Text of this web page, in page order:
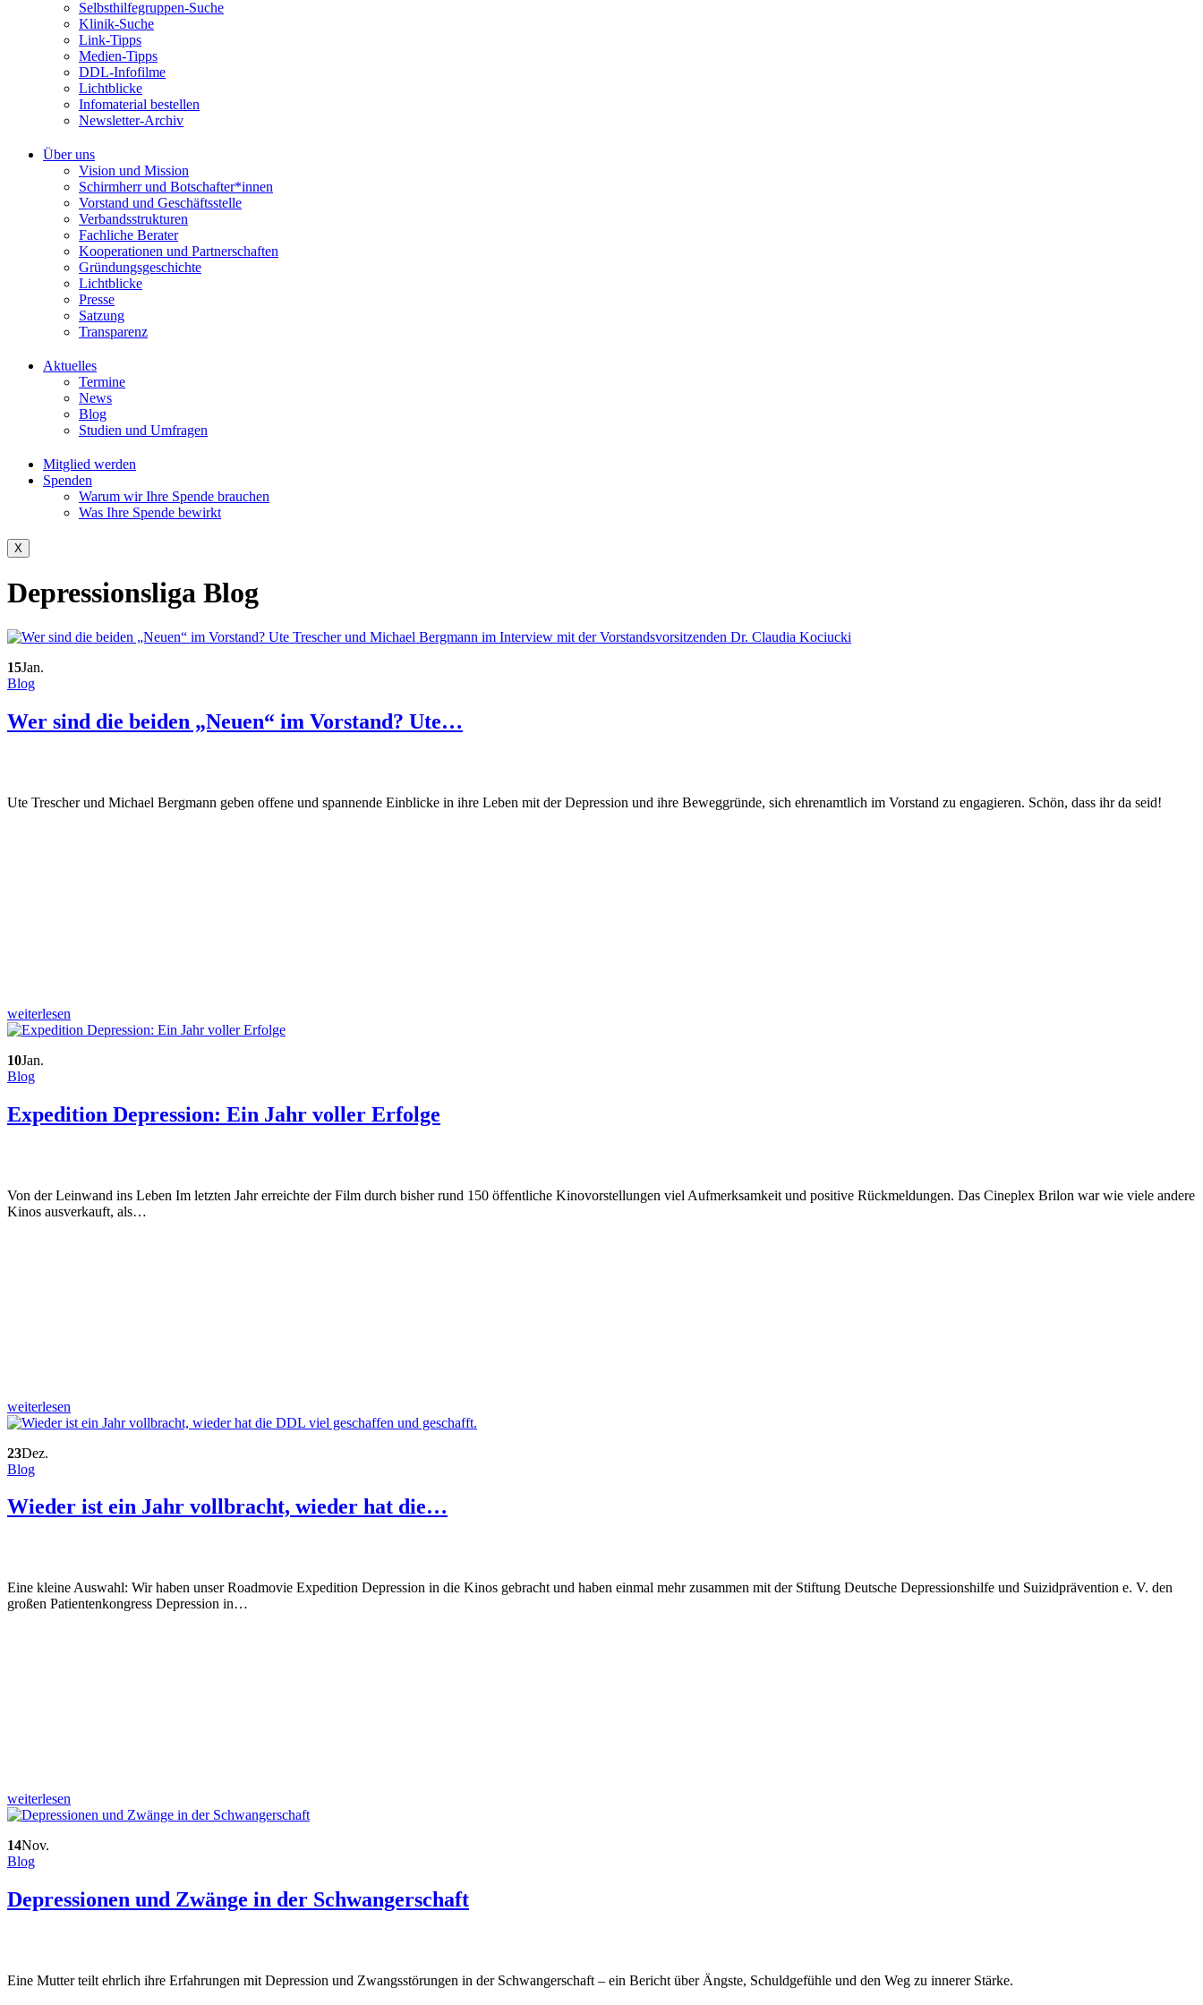
Selbsthilfegruppen-Suche
Klinik-Suche
Link-Tipps
Medien-Tipps
DDL-Infofilme
Lichtblicke
Infomaterial bestellen
Newsletter-Archiv
Über uns
Vision und Mission
Schirmherr und Botschafter*innen
Vorstand und Geschäftsstelle
Verbandsstrukturen
Fachliche Berater
Kooperationen und Partnerschaften
Gründungsgeschichte
Lichtblicke
Presse
Satzung
Transparenz
Aktuelles
Termine
News
Blog
Studien und Umfragen
Mitglied werden
Spenden
Warum wir Ihre Spende brauchen
Was Ihre Spende bewirkt
X
Depressionsliga Blog
15Jan.
Blog
Wer sind die beiden „Neuen“ im Vorstand? Ute…
Ute Trescher und Michael Bergmann geben offene und spannende Einblicke in ihre Leben mit der Depression und ihre Beweggründe, sich ehrenamtlich im Vorstand zu engagieren. Schön, dass ihr da seid!
weiterlesen
10Jan.
Blog
Expedition Depression: Ein Jahr voller Erfolge
Von der Leinwand ins Leben Im letzten Jahr erreichte der Film durch bisher rund 150 öffentliche Kinovorstellungen viel Aufmerksamkeit und positive Rückmeldungen. Das Cineplex Brilon war wie viele andere
Kinos ausverkauft, als…
weiterlesen
23Dez.
Blog
Wieder ist ein Jahr vollbracht, wieder hat die…
Eine kleine Auswahl: Wir haben unser Roadmovie Expedition Depression in die Kinos gebracht und haben einmal mehr zusammen mit der Stiftung Deutsche Depressionshilfe und Suizidprävention e. V. den
großen Patientenkongress Depression in…
weiterlesen
14Nov.
Blog
Depressionen und Zwänge in der Schwangerschaft
Eine Mutter teilt ehrlich ihre Erfahrungen mit Depression und Zwangsstörungen in der Schwangerschaft – ein Bericht über Ängste, Schuldgefühle und den Weg zu innerer Stärke.